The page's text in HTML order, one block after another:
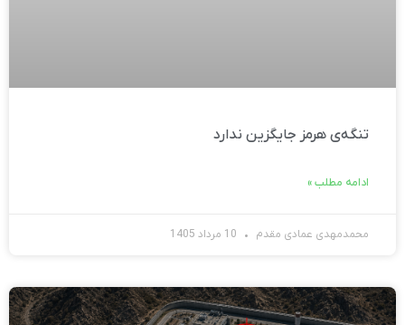
تنگه‌ی هرمز جایگزین ندارد
ادامه مطلب »
محمدمهدی عمادی مقدم